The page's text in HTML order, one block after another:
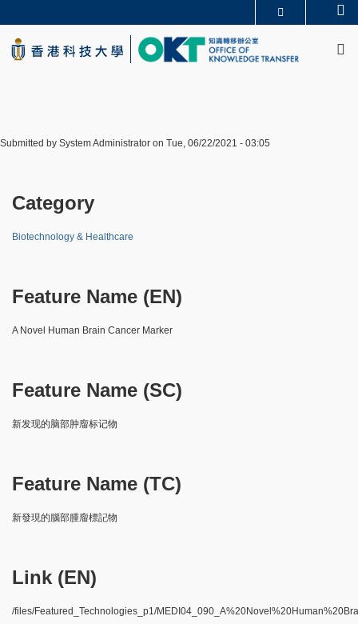
to
main
content
學術部門索引
生活@科大
圖書館
Submitted by System Administrator on Tue, 06/22/2021 - 03:05
Category
Biotechnology & Healthcare
Feature Name (EN)
A Novel Human Brain Cancer Marker
Feature Name (SC)
新发现的脑部肿廇标记物
Feature Name (TC)
新發現的腦部腫廇標記物
Link (EN)
/files/Featured_Technologies_p1/